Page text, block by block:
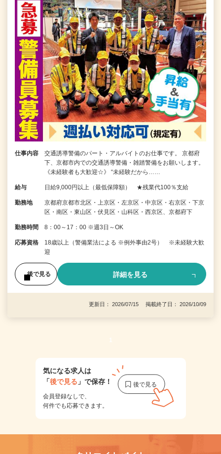
仕事内容
交通誘導警備のパート・アルバイトのお仕事です。 京都府
下、京都市内での交通誘導警備・雑踏警備をお願いします。
《未経験者も大歓迎☆》 “未経験だから……
給与 日給9,000円以上（最低保障額） ★残業代100％支給
勤務地
京都府京都市北区・上京区・左京区・中京区・右京区・下京
区・南区・東山区・伏見区・山科区・西京区、京都府下
勤務時間 8：00～17：00 ※週3日～OK
応募資格
18歳以上（警備業法による ※例外事由2号） ※未経験大歓
迎
後で見る 詳細を見る
更新日： 2026/07/15 掲載終了日： 2026/10/09
1
気になる求人は
「後で見る 」で保存！
会員登録なしで、
何件でも応募できます。